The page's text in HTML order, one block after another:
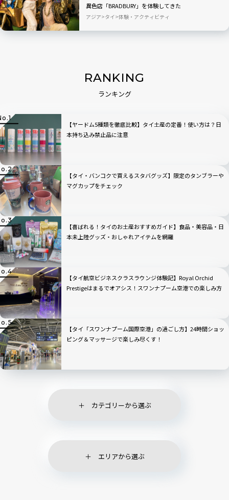
異色店「BRADBURY」を体験してきた
アジア タイ 体験・アクティビティ
RANKING
ランキング
【ヤードム5種類を徹底比較】タイ土産の定番！使い方は？日
本持ち込み禁止品に注意
【タイ・バンコクで買えるスタバグッズ】限定のタンブラーや
マグカップをチェック
【喜ばれる！タイのお土産おすすめガイド】食品・美容品・日
本未上陸グッズ・おしゃれアイテムを網羅
【タイ航空ビジネスクラスラウンジ体験記】Royal Orchid
Prestigeはまるでオアシス！スワンナプーム空港での楽しみ方
【タイ「スワンナプーム国際空港」の過ごし方】24時間ショッ
ピング＆マッサージで楽しみ尽くす！
カテゴリーから選ぶ
エリアから選ぶ